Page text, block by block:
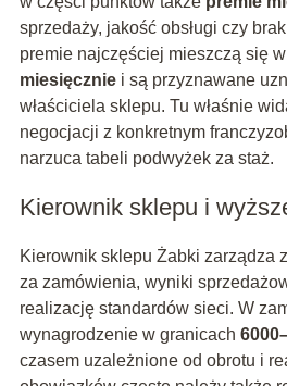
sprzedaży, jakość obsługi czy
premie najczęściej mieszczą się
miesięczniei są przyznawane
właściciela sklepu. Tu właśnie
negocjacji z konkretnym
narzuca tabeli podwyżek za staż.
Kierownik sklepu i
Kierownik sklepu Żabki zarządza
za zamówienia, wyniki
realizację standardów sieci. W
wynagrodzenie w granicach
czasem uzależnione od obrotu i